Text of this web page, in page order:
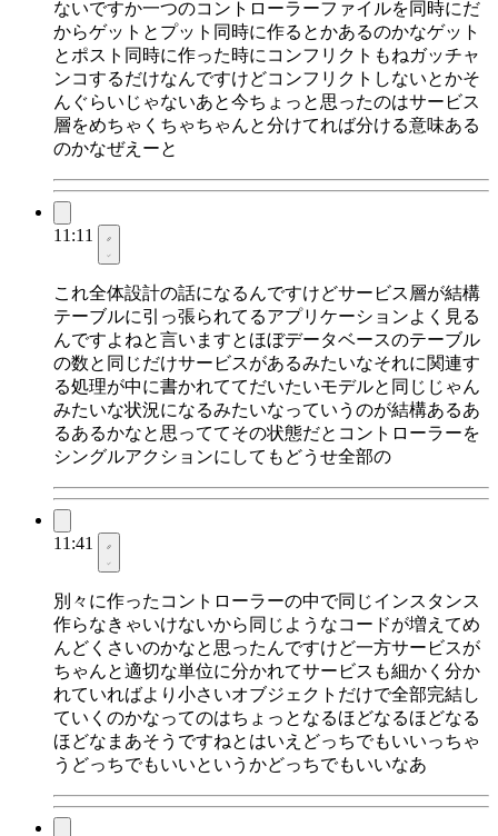
ないですか一つのコントローラーファイルを同時にだ
からゲットとプット同時に作るとかあるのかなゲット
とポスト同時に作った時にコンフリクトもねガッチャ
ンコするだけなんですけどコンフリクトしないとかそ
んぐらいじゃないあと今ちょっと思ったのはサービス
層をめちゃくちゃちゃんと分けてれば分ける意味ある
のかなぜえーと
11:11
これ全体設計の話になるんですけどサービス層が結構
テーブルに引っ張られてるアプリケーションよく見る
んですよねと言いますとほぼデータベースのテーブル
の数と同じだけサービスがあるみたいなそれに関連す
る処理が中に書かれててだいたいモデルと同じじゃん
みたいな状況になるみたいなっていうのが結構あるあ
るあるかなと思っててその状態だとコントローラーを
シングルアクションにしてもどうせ全部の
11:41
別々に作ったコントローラーの中で同じインスタンス
作らなきゃいけないから同じようなコードが増えてめ
んどくさいのかなと思ったんですけど一方サービスが
ちゃんと適切な単位に分かれてサービスも細かく分か
れていればより小さいオブジェクトだけで全部完結し
ていくのかなってのはちょっとなるほどなるほどなる
ほどなまあそうですねとはいえどっちでもいいっちゃ
うどっちでもいいというかどっちでもいいなあ